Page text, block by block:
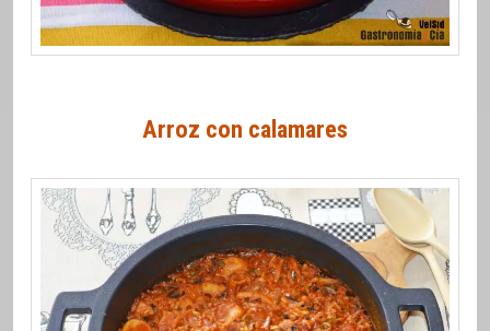
Arroz con calamares